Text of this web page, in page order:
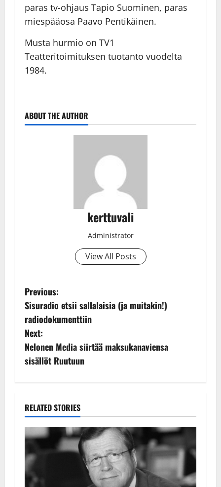
paras tv-ohjaus Tapio Suominen, paras
miespääosa Paavo Pentikäinen.
Musta hurmio on TV1
Teatteritoimituksen tuotanto vuodelta
1984.
ABOUT THE AUTHOR
kerttuvali
Administrator
View All Posts
P
o
s
t
v
i
g
a
Previous:
Sisuradio etsii sallalaisia (ja muitakin!)
radiodokumenttiin
Next:
Nelonen Media siirtää maksukanaviensa
sisällöt Ruutuun
RELATED STORIES